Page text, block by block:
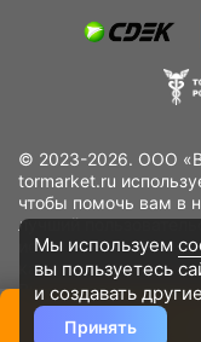
© 2023-2026. ООО
tormarket.ru
чтобы помочь вам в
лучший
использование
качество
Вы не хотите, чтобы
обрабатывались,
в своём браузере.
Мы используем
вы пользуетесь
и создавать
Принять